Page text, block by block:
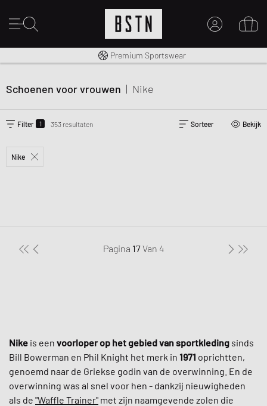
MIJN ACCOUNT
MAAK EEN ACCOUNT AAN
Gratis verzending naar NL vanaf € 100
Premium Sportswear
Schoenen voor vrouwen | Nike
Filter 1 353 resultaten Sorteer Bekijk
Nike
Pagina 17Van 4
Nike is een voorloper op het gebied van sportkleding sinds
Bill Bowerman en Phil Knight het merk in 1971 oprichtten,
genoemd naar de Griekse godin van de overwinning. En de
overwinning was al snel voor hen - dankzij nieuwigheden
als de "Waffle Trainer" met zijn naamgevende zolen die